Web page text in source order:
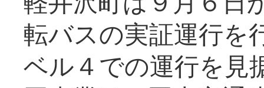
転バスの実証運行を
ベル４での運行を見